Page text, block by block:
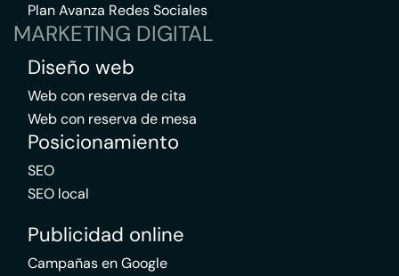
Plan Avanza Redes Sociales
MARKETING DIGITAL
Diseño web
Web con reserva de cita
Web con reserva de mesa
Posicionamiento
SEO
SEO local
Publicidad online
Campañas en Google